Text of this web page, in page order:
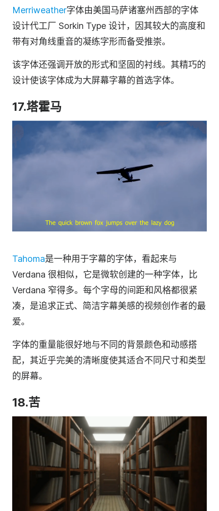
Merriweather字体由美国马萨诸塞州西部的字体
设计代工厂 Sorkin Type 设计，因其较大的高度和
带有对角线重音的凝练字形而备受推崇。
该字体还强调开放的形式和坚固的衬线。其精巧的
设计使该字体成为大屏幕字幕的首选字体。
17.塔霍马
Tahoma是一种用于字幕的字体，看起来与
Verdana 很相似，它是微软创建的一种字体，比
Verdana 窄得多。每个字母的间距和风格都很紧
凑，是追求正式、简洁字幕美感的视频创作者的最
爱。
字体的重量能很好地与不同的背景颜色和动感搭
配，其近乎完美的清晰度使其适合不同尺寸和类型
的屏幕。
18.苦